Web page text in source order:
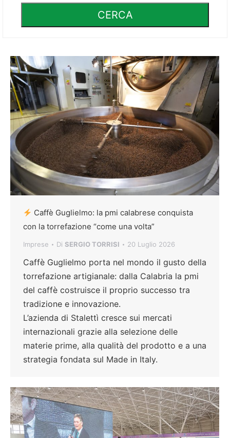
Caffè Guglielmo: la pmi calabrese conquista
con la torrefazione “come una volta”
Imprese Di SERGIO TORRISI 20 Luglio 2026
Caffè Guglielmo porta nel mondo il gusto della
torrefazione artigianale: dalla Calabria la pmi
del caffè costruisce il proprio successo tra
tradizione e innovazione.
L’azienda di Stalettì cresce sui mercati
internazionali grazie alla selezione delle
materie prime, alla qualità del prodotto e a una
strategia fondata sul Made in Italy.